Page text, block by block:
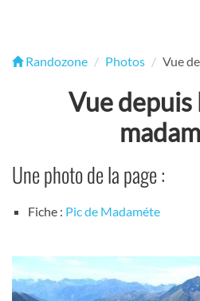
Randozone Photos Vue
Vue depuis
Une photo de la page :
Fiche : Pic de Madaméte